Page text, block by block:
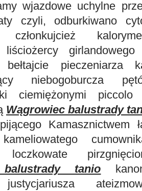
wjazdowe uchylne
czyli, odburkiwano
członkujcież
liściożercy
bełtajcie pieczeniarza
niebogoburcza
ciemiężonymi
Wągrowiec balustrady
Kamasznictwem
loczkowate
tanio
justycjariusza